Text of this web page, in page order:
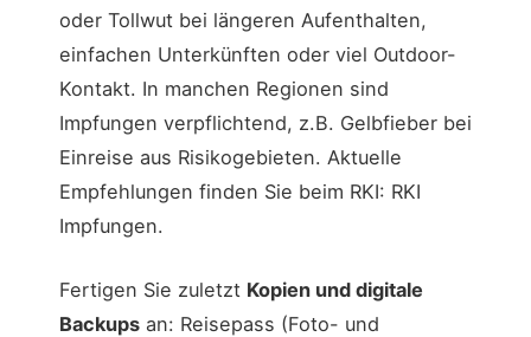
oder Tollwut bei längeren Aufenthalten,
einfachen Unterkünften oder viel Outdoor-
Kontakt. In manchen Regionen sind
Impfungen verpflichtend, z.B. Gelbfieber bei
Einreise aus Risikogebieten. Aktuelle
Empfehlungen finden Sie beim RKI: RKI
Impfungen.
Fertigen Sie zuletzt Kopien und digitale
Backups an: Reisepass (Foto- und